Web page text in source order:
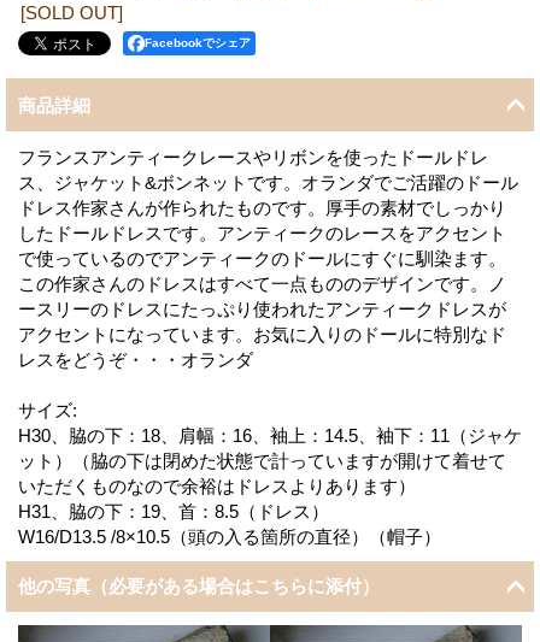
[SOLD OUT]
Facebookでシェア
商品詳細
フランスアンティークレースやリボンを使ったドールドレ
ス、ジャケット&ボンネットです。オランダでご活躍のドール
ドレス作家さんが作られたものです。厚手の素材でしっかり
したドールドレスです。アンティークのレースをアクセント
で使っているのでアンティークのドールにすぐに馴染ます。
この作家さんのドレスはすべて一点もののデザインです。ノ
ースリーのドレスにたっぷり使われたアンティークドレスが
アクセントになっています。お気に入りのドールに特別なド
レスをどうぞ・・・オランダ
サイズ:
H30、脇の下：18、肩幅：16、袖上：14.5、袖下：11（ジャケ
ット）（脇の下は閉めた状態で計っていますが開けて着せて
いただくものなので余裕はドレスよりあります）
H31、脇の下：19、首：8.5（ドレス）
W16/D13.5 /8×10.5（頭の入る箇所の直径）（帽子）
他の写真（必要がある場合はこちらに添付）